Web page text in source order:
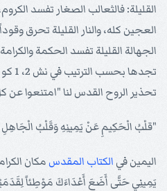
القليلة: فالثعالب الصغار تفسد
العجين كله، والنار القليلة تحرق
الجهالة القليلة تفسد الحكمة
تحذير الروح القدس لنا "امتنعوا
"قلْبُ الْحَكِيمِ عَنْ يَمِينِهِ وَقَلْبُ الْجَاهِلِ
اليمين في الكتاب المقدس مكان
يَمِينِي حَتَّى أَضَعَ أَعْدَاءَكَ مَوْطِئاً